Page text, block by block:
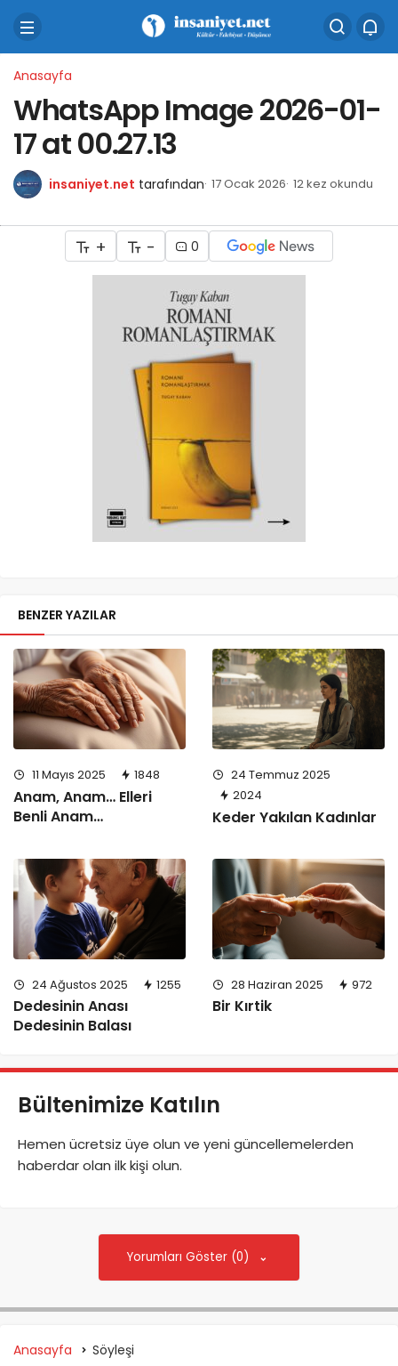
Anasayfa
WhatsApp Image 2026-01-
17 at 00.27.13
insaniyet.net tarafından 17 Ocak 2026 12 kez okundu
+ - 0
BENZER YAZILAR
11 Mayıs 2025 1848
Anam, Anam… Elleri
Benli Anam…
24 Temmuz 2025
2024
Keder Yakılan Kadınlar
24 Ağustos 2025 1255
Dedesinin Anası
Dedesinin Balası
28 Haziran 2025 972
Bir Kırtik
Bültenimize Katılın
Hemen ücretsiz üye olun ve yeni güncellemelerden
haberdar olan ilk kişi olun.
Yorumları Göster (0)
Anasayfa Söyleşi